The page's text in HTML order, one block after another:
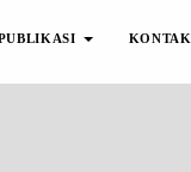
KONTAK